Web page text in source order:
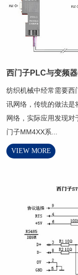
西门子PLC与变频
纺织机械中经常需要西
讯网络，传统的做法是
网络，实际应用发现
门子MM4XX系...
VIEW MORE